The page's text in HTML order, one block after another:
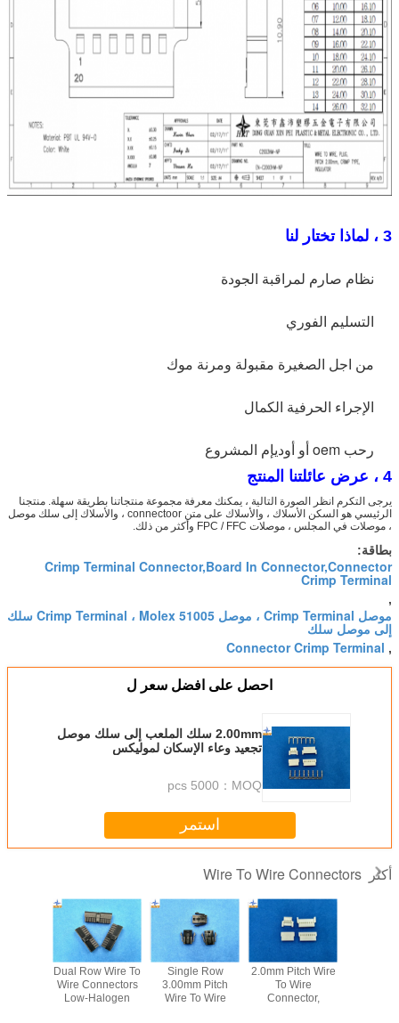
3 ، لماذا تختار لنا
نظام صارم لمراقبة الجودة
التسليم الفوري
من اجل الصغيرة مقبولة ومرنة موك
الإجراء الحرفية الكمال
رحب oem أو أوديإم المشروع
4 ، عرض عائلتنا المنتج
يرجى التكرم انظر الصورة التالية ، يمكنك معرفة مجموعة منتجاتنا بطريقة سهلة. منتجنا
الرئيسي هو السكن الأسلاك ، والأسلاك على متن connectoor ، والأسلاك إلى سلك موصل
، موصلات في المجلس ، موصلات FPC / FFC وأكثر من ذلك.
بطاقة:
Crimp Terminal Connector,Board In Connector,Connector
Crimp Terminal
,
موصل Crimp Terminal ، موصل Crimp Terminal ، Molex 51005 سلك
إلى موصل سلك
,
Connector Crimp Terminal
احصل على افضل سعر ل
2.00mm سلك الملعب إلى سلك موصل
تجعيد وعاء الإسكان لموليكس
MOQ：
5000 pcs
استمر
أكثر Wire To Wire Connectors
Dual Row Wire To
Wire Connectors
Low-Halogen
Single Row
3.00mm Pitch
Wire To Wire
2.0mm Pitch Wire
To Wire
Connector,